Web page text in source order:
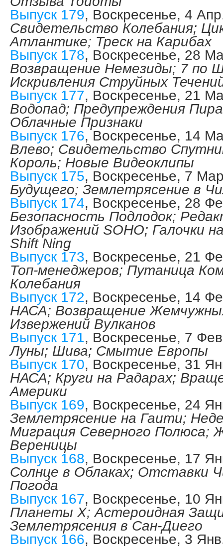
Выпуск 179, Воскресенье, 4
Свидетельство Колебания;
Атлантике; Треск на Карибах
Выпуск 178, Воскресенье, 28
Возвращение Немезиды; 7 по
Искривления Струйных
Выпуск 177, Воскресенье, 21
Водопад; Предупреждения
Облачные Признаки
Выпуск 176, Воскресенье, 14
Влево; Свидетельство
Король; Новые Видеоклипы
Выпуск 175, Воскресенье, 7
Будущего; Землетрясение в
Выпуск 174, Воскресенье, 28
Безопасность Подлодок;
Изображений SOHO; Галочки
Shift Ning
Выпуск 173, Воскресенье, 21
Топ-менеджеров; Путаница
Колебания
Выпуск 172, Воскресенье, 14
НАСА; Возвращение
Извержений Вулканов
Выпуск 171, Воскресенье, 7
Луны; Шива; Смытие Европы
Выпуск 170, Воскресенье, 31
НАСА; Круги на Радарах;
Америки
Выпуск 169, Воскресенье, 24
Землетрясение на Гаити;
Миграция Северного Полюса;
Вереницы
Выпуск 168, Воскресенье, 17
Солнце в Облаках; Отставки
Погода
Выпуск 167, Воскресенье, 10
Планеты Х; Астероидная
Землетрясения в Сан-Диего
Выпуск 166, Воскресенье, 3